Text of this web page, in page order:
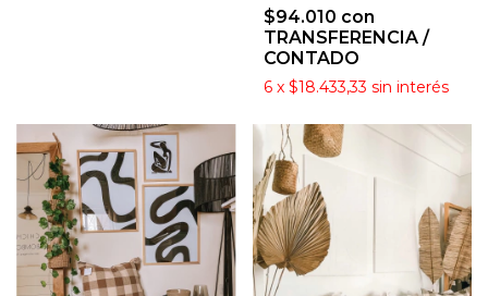
$94.010 con
TRANSFERENCIA /
CONTADO
6 x $18.433,33 sin interés